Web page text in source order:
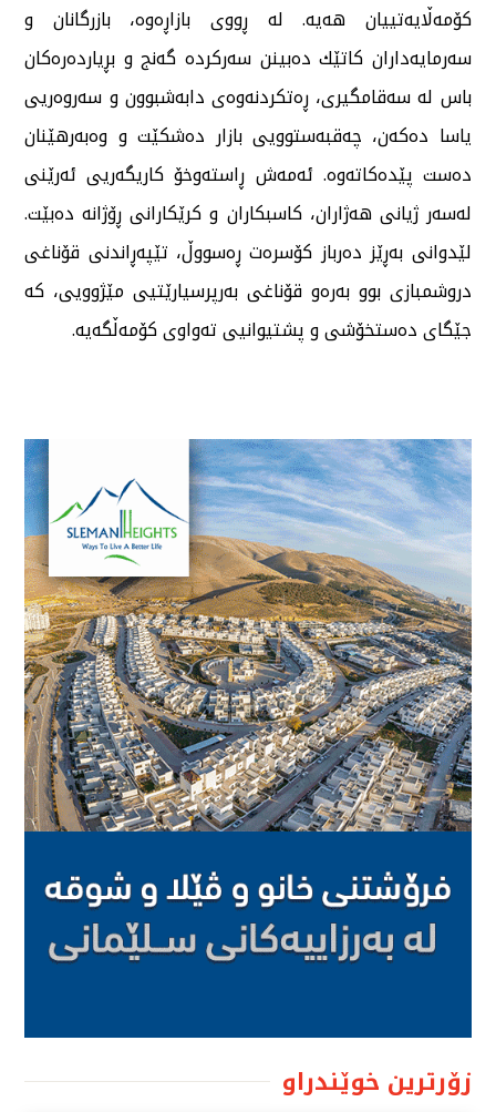
كۆمەڵایەتییان هەیە. لە ڕووی بازاڕەوە، بازرگانان و
سەرمایەداران كاتێك دەبینن سەركردە گەنج و بڕیاردەرەكان
باس لە سەقامگیری، ڕەتكردنەوەی دابەشبوون و سەروەریی
یاسا دەكەن، چەقبەستوویی بازار دەشكێت و وەبەرهێنان
دەست پێدەكاتەوە. ئەمەش ڕاستەوخۆ كاریگەریی ئەرێنی
لەسەر ژیانی هەژاران، كاسبكاران و كرێكارانی ڕۆژانە دەبێت.
لێدوانی بەڕێز دەرباز كۆسرەت ڕەسووڵ، تێپەڕاندنی قۆناغی
دروشمبازی بوو بەرەو قۆناغی بەرپرسیارێتیی مێژوویی، كە
جێگای دەستخۆشی و پشتیوانیی تەواوی كۆمەڵگەیە.
زۆرترین خوێندراو